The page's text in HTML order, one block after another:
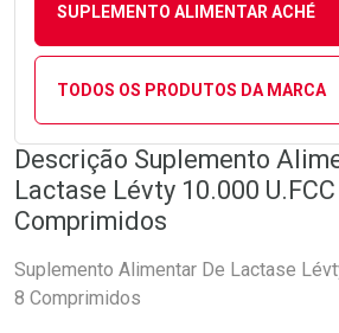
SUPLEMENTO ALIMENTAR ACHÉ
TODOS OS PRODUTOS DA MARCA
Descrição Suplemento
Lactase Lévty 10.000
Comprimidos
Suplemento Alimentar De Lactase
8 Comprimidos